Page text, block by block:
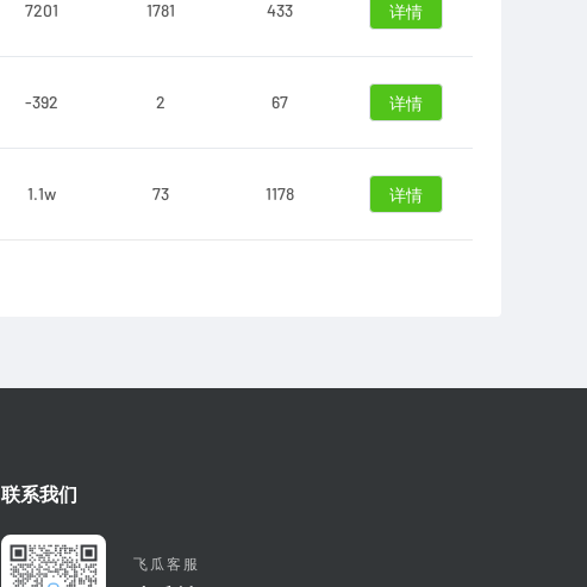
7201 1781 433 详情
-392 2 67 详情
1.1w 73 1178 详情
联系我们
飞瓜客服